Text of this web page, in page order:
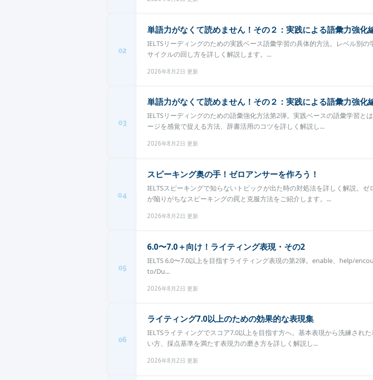
02
単語力がなくて読めません！その２：実践による語彙力強化
IELTSリーディングのための実践ベース語彙学習の具体的方法。レベル別
サイクルの回し方を詳しく解説します。...
2026年8月2日 更新
03
単語力がなくて読めません！その２：実践による語彙力強化
IELTSリーディングのための語彙強化方法第2弾。実践ベースの語彙学習と
ージを感覚で捉える方法、辞書活用のコツを詳しく解説し...
2026年8月2日 更新
04
スピーキング奥の手！ゼロアンサーを作ろう！
IELTSスピーキングで知らないトピックが出た時の対処法を詳しく解説。
が陥りがちなスピーキングの罠と克服方法をご紹介します。...
2026年8月2日 更新
05
6.0〜7.0＋向け！ライティング表現・その2
IELTS 6.0〜7.0以上を目指すライティング表現の第2弾。enable、help/
to/Du...
2026年8月2日 更新
06
ライティング7.0以上のための効果的な表現集
IELTSライティングでスコア7.0以上を目指す方へ。基本表現から洗練され
い方、採点基準を満たす表現力の磨き方を詳しく解説し...
2026年8月2日 更新